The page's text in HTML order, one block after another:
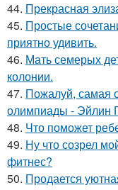
44. Прекрасная
45. Простые
приятно удивить.
46. Мать семерых
колонии.
47. Пожалуй, самая
олимпиады - Эйлин
48. Что поможет
49. Ну что созрел
фитнес?
50. Продается